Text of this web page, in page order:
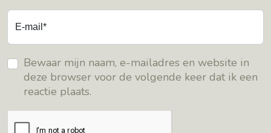
E-mail*
Bewaar mijn naam, e-mailadres en website in
deze browser voor de volgende keer dat ik een
reactie plaats.